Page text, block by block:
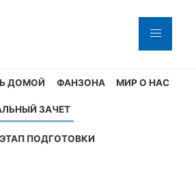
ДОМОЙ ФАНЗОНА МИР О НАС
ЗАЧЕТ
ПОДГОТОВКИ